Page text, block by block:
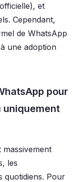
et
Cependant,
de WhatsApp
une adoption
pour
uniquement
les
quotidiens. Pour